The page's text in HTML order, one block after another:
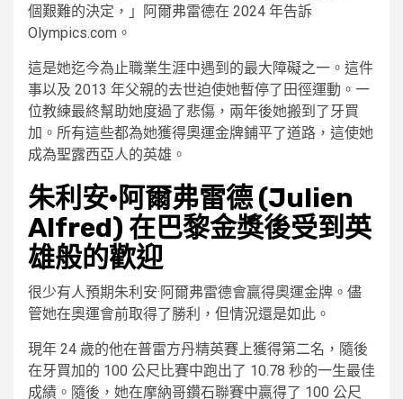
個艱難的決定，」阿爾弗雷德在 2024 年告訴
Olympics.com。
這是她迄今為止職業生涯中遇到的最大障礙之一。這件
事以及 2013 年父親的去世迫使她暫停了田徑運動。一
位教練最終幫助她度過了悲傷，兩年後她搬到了牙買
加。所有這些都為她獲得奧運金牌鋪平了道路，這使她
成為聖露西亞人的英雄。
朱利安·阿爾弗雷德 (Julien
Alfred) 在巴黎金獎後受到英
雄般的歡迎
很少有人預期朱利安·阿爾弗雷德會贏得奧運金牌。儘
管她在奧運會前取得了勝利，但情況還是如此。
現年 24 歲的他在普雷方丹精英賽上獲得第二名，隨後
在牙買加的 100 公尺比賽中跑出了 10.78 秒的一生最佳
成績。隨後，她在摩納哥鑽石聯賽中贏得了 100 公尺